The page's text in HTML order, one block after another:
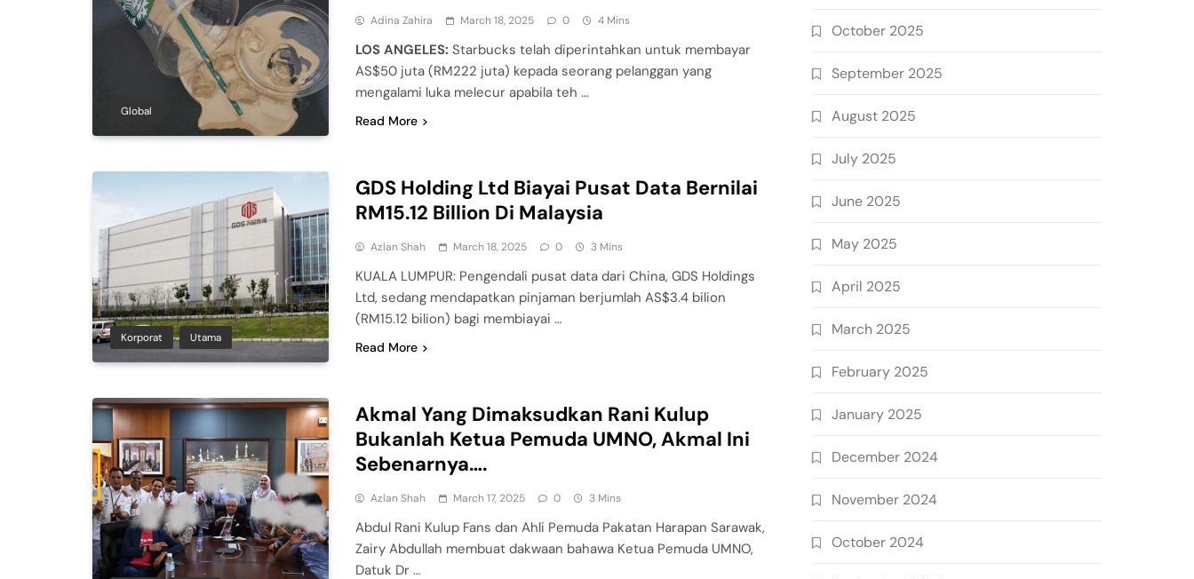
Global
Adina Zahira March 18, 2025 0 4 Mins
LOS ANGELES: Starbucks telah diperintahkan untuk membayar
AS$50 juta (RM222 juta) kepada seorang pelanggan yang
mengalami luka melecur apabila teh …
Read More
Korporat Utama
GDS Holding Ltd Biayai Pusat Data Bernilai
RM15.12 Billion Di Malaysia
Azlan Shah March 18, 2025 0 3 Mins
KUALA LUMPUR: Pengendali pusat data dari China, GDS Holdings
Ltd, sedang mendapatkan pinjaman berjumlah AS$3.4 bilion
(RM15.12 bilion) bagi membiayai …
Read More
Akmal Yang Dimaksudkan Rani Kulup
Bukanlah Ketua Pemuda UMNO, Akmal Ini
Sebenarnya….
Azlan Shah March 17, 2025 0 3 Mins
Abdul Rani Kulup Fans dan Ahli Pemuda Pakatan Harapan Sarawak,
Zairy Abdullah membuat dakwaan bahawa Ketua Pemuda UMNO,
Datuk Dr …
October 2025
September 2025
August 2025
July 2025
June 2025
May 2025
April 2025
March 2025
February 2025
January 2025
December 2024
November 2024
October 2024